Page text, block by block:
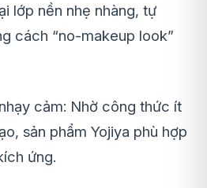
lớp nền nhẹ nhàng, tự
cách “no-makeup look”
cảm: Nhờ công thức ít
sản phẩm Yojiya phù hợp
ứng.